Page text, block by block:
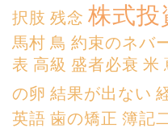
択肢 残念 株式投
馬村 鳥 約束のネバ
表 高級 盛者必衰 米
の卵 結果が出ない
英語 歯の矯正 簿記